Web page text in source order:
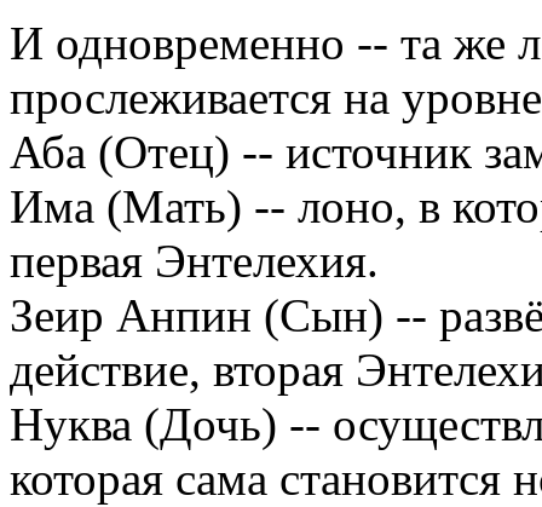
И одновременно -- та же
прослеживается на
Аба (Отец) -- источник
Има (Мать) -- лоно, в
первая Энтелехия.
Зеир Анпин (Сын) --
действие, вторая
Нуква (Дочь) --
которая сама становится